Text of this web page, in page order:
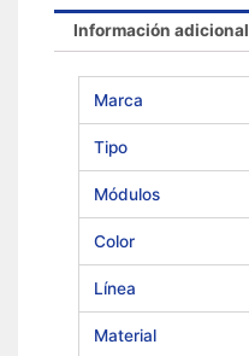
Información adicional
Marca
Tipo
Módulos
Color
Línea
Material